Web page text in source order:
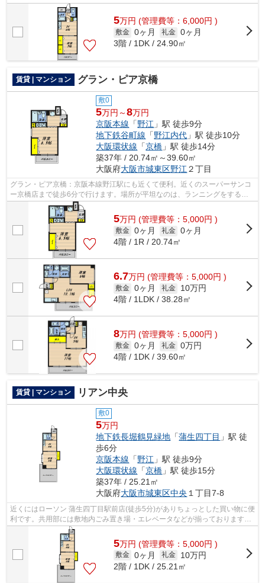
です。当社スタッフが地域の賃貸情報を...
5万円 (管理費等：6,000円 )
敷金 0ヶ月 礼金 0ヶ月
3階 / 1DK / 24.90㎡
賃貸 | マンション グラン・ピア京橋
敷0
5万円～8万円
京阪本線 「野江 」駅 徒歩9分
地下鉄谷町線 「野江内代 」駅 徒歩10分
大阪環状線 「京橋 」駅 徒歩14分
築37年 / 20.74㎡～39.60㎡
大阪府大阪市城東区野江 ２丁目
グラン・ピア京橋：京阪本線野江駅にも近くて便利。近くのスーパーサンコ
ー京橋店まで徒歩6分で行けます。場所が平坦なのは、ランニングをする上
で抑えたいポイントですね。四季折々の...
5万円 (管理費等：5,000円 )
敷金 0ヶ月 礼金 0ヶ月
4階 / 1R / 20.74㎡
6.7万円 (管理費等：5,000円 )
敷金 0ヶ月 礼金
10万円
4階 / 1LDK / 38.28㎡
8万円 (管理費等：5,000円 )
敷金 0ヶ月 礼金 0万円
4階 / 1DK / 39.60㎡
賃貸 | マンション リアン中央
敷0
5万円
地下鉄長堀鶴見緑地 「蒲生四丁目 」駅 徒
歩6分
京阪本線 「野江 」駅 徒歩9分
大阪環状線 「京橋 」駅 徒歩15分
築37年 / 25.21㎡
大阪府大阪市城東区中央 １丁目7-8
近くにはローソン 蒲生四丁目駅前店(徒歩5分)がありちょっとした買い物に便
利です。共用部には敷地内ごみ置き場・エレベータなどが揃っております。
外観タイル張りは、マンションの個...
5万円 (管理費等：5,000円 )
敷金 0ヶ月 礼金
10万円
2階 / 1DK / 25.21㎡